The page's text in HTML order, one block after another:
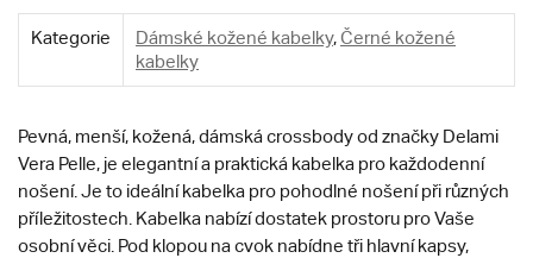
Kategorie Dámské kožené kabelky,Černé kožené
kabelky
Pevná, menší, kožená, dámská crossbody od značky Delami
Vera Pelle, je elegantní a praktická kabelka pro každodenní
nošení. Je to ideální kabelka pro pohodlné nošení při různých
příležitostech. Kabelka nabízí dostatek prostoru pro Vaše
osobní věci. Pod klopou na cvok nabídne tři hlavní kapsy,